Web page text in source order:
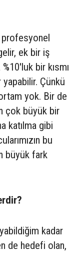
profesyonel
ek bir iş
bir kısmı
Çünkü
yok. Bir de
çok büyük bir
katılma gibi
bu
büyük fark
kadar
de hedefi olan,